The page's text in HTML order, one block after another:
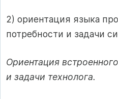
2) ориентация языка
потребности и задачи
Ориентация
и задачи технолога.